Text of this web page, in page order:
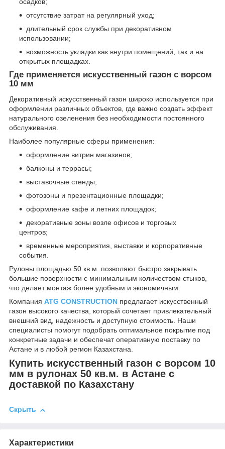
отсутствие затрат на регулярный уход;
длительный срок службы при декоративном
использовании;
возможность укладки как внутри помещений, так и на
открытых площадках.
Где применяется искусственный газон с ворсом
10 мм
Декоративный искусственный газон широко используется при
оформлении различных объектов, где важно создать эффект
натурального озеленения без необходимости постоянного
обслуживания.
Наиболее популярные сферы применения:
оформление витрин магазинов;
балконы и террасы;
выставочные стенды;
фотозоны и презентационные площадки;
оформление кафе и летних площадок;
декоративные зоны возле офисов и торговых
центров;
временные мероприятия, выставки и корпоративные
события.
Рулоны площадью 50 кв.м. позволяют быстро закрывать
большие поверхности с минимальным количеством стыков,
что делает монтаж более удобным и экономичным.
Компания ATG CONSTRUCTION предлагает искусственный
газон высокого качества, который сочетает привлекательный
внешний вид, надежность и доступную стоимость. Наши
специалисты помогут подобрать оптимальное покрытие под
конкретные задачи и обеспечат оперативную поставку по
Астане и в любой регион Казахстана.
Купить искусственный газон с ворсом 10
мм в рулонах 50 кв.м. в Астане с
доставкой по Казахстану
Скрыть
Характеристики